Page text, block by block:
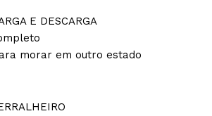
E DESCARGA
morar em outro estado